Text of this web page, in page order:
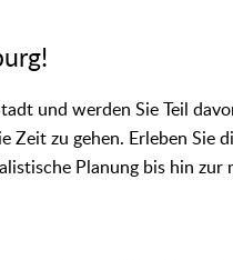
und werden Sie Teil
Zeit zu gehen. Erleben Sie
Planung bis hin zur